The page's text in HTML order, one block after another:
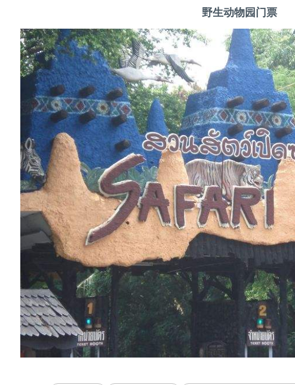
野生动物园门票